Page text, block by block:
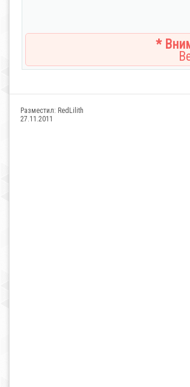
*
Разместил: RedLilith
27.11.2011